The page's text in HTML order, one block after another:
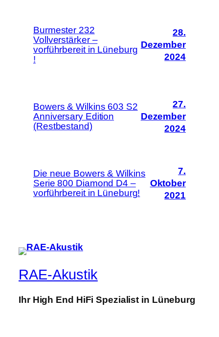
Burmester 232
Vollverstärker –
vorführbereit in Lüneburg
!
28.
Dezember
2024
Bowers & Wilkins 603 S2
Anniversary Edition
(Restbestand)
27.
Dezember
2024
Die neue Bowers & Wilkins
Serie 800 Diamond D4 –
vorführbereit in Lüneburg!
7.
Oktober
2021
RAE-Akustik
Ihr High End HiFi Spezialist in Lüneburg